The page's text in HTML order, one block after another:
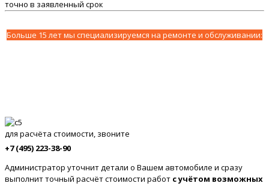
точно в заявленный срок
Больше 15 лет мы специализируемся на ремонте и обслуживании:
для расчёта стоимости, звоните
+7 (495) 223-38-90
Администратор уточнит детали о Вашем автомобиле и сразу
выполнит точный расчёт стоимости работ с учётом возможных